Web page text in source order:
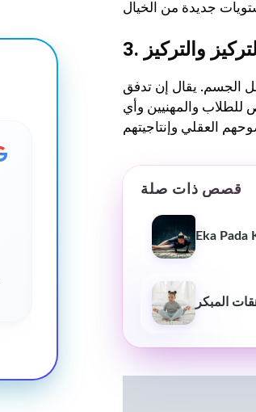
الجسم. يقال إن تدفق
والمهنيين وأي
قصص ذات صلة
منذ 3 أشهر
خدمة ومعلومات احترافية عالية